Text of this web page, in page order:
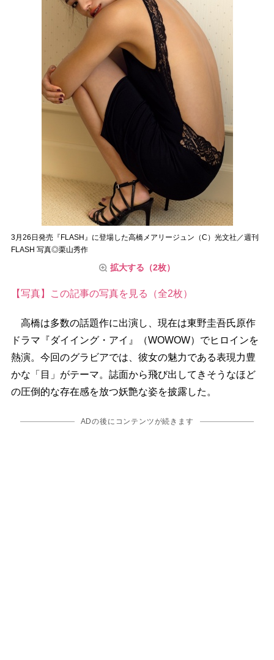
3月26日発売『FLASH』に登場した高橋メアリージュン（C）光文社／週刊
FLASH 写真◎栗山秀作
拡大する（2枚）
【写真】この記事の写真を見る（全2枚）
高橋は多数の話題作に出演し、現在は東野圭吾氏原作
ドラマ『ダイイング・アイ』（WOWOW）でヒロインを
熱演。今回のグラビアでは、彼女の魅力である表現力豊
かな「目」がテーマ。誌面から飛び出してきそうなほど
の圧倒的な存在感を放つ妖艶な姿を披露した。
ADの後にコンテンツが続きます